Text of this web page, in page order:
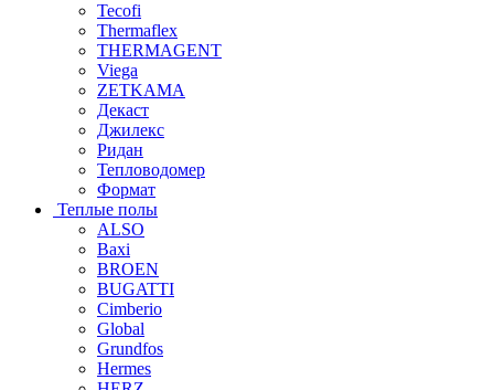
Tecofi
Thermaflex
THERMAGENT
Viega
ZETKAMA
Декаст
Джилекс
Ридан
Тепловодомер
Формат
Теплые полы
ALSO
Baxi
BROEN
BUGATTI
Cimberio
Global
Grundfos
Hermes